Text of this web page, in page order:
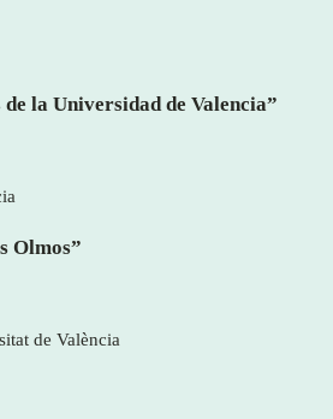
la Universidad de Valencia”
Olmos”
de València